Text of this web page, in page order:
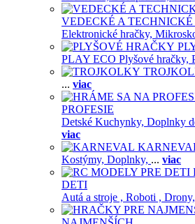
VEDECKÉ A
Elektronické hračky,
PLAY ECO Plyšové hračky,
... viac
PROFESIE
Detské Kuchynky, Doplnky
viac
Kostýmy, Doplnky, ... viac
DETI
Autá a stroje , Roboti , Drony,